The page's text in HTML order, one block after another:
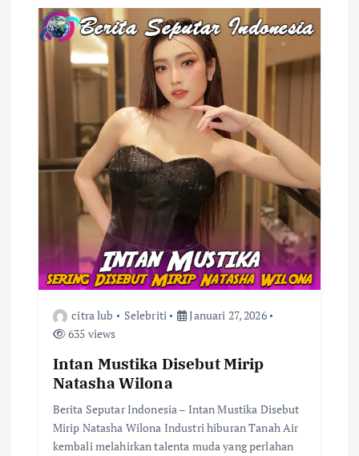
citra lub Selebriti
Januari 27, 2026
635 views
Intan Mustika Disebut Mirip
Natasha Wilona
Berita Seputar Indonesia – Intan Mustika Disebut
Mirip Natasha Wilona Industri hiburan Tanah Air
kembali melahirkan talenta muda yang perlahan